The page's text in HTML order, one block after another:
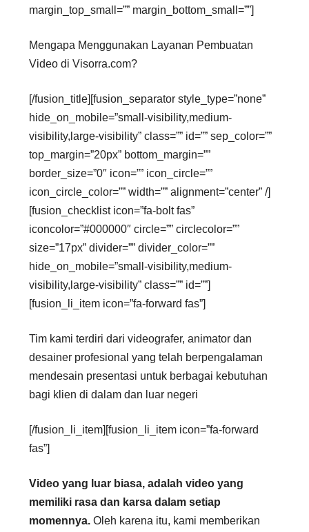
margin_top_small=”” margin_bottom_small=””]
Mengapa Menggunakan Layanan Pembuatan
Video di Visorra.com?
[/fusion_title][fusion_separator style_type=”none”
hide_on_mobile=”small-visibility,medium-
visibility,large-visibility” class=”” id=”” sep_color=””
top_margin=”20px” bottom_margin=””
border_size=”0″ icon=”” icon_circle=””
icon_circle_color=”” width=”” alignment=”center” /]
[fusion_checklist icon=”fa-bolt fas”
iconcolor=”#000000″ circle=”” circlecolor=””
size=”17px” divider=”” divider_color=””
hide_on_mobile=”small-visibility,medium-
visibility,large-visibility” class=”” id=””]
[fusion_li_item icon=”fa-forward fas”]
Tim kami terdiri dari videografer, animator dan
desainer profesional yang telah berpengalaman
mendesain presentasi untuk berbagai kebutuhan
bagi klien di dalam dan luar negeri
[/fusion_li_item][fusion_li_item icon=”fa-forward
fas”]
Video yang luar biasa, adalah video yang
memiliki rasa dan karsa dalam setiap
momennya. Oleh karena itu, kami memberikan